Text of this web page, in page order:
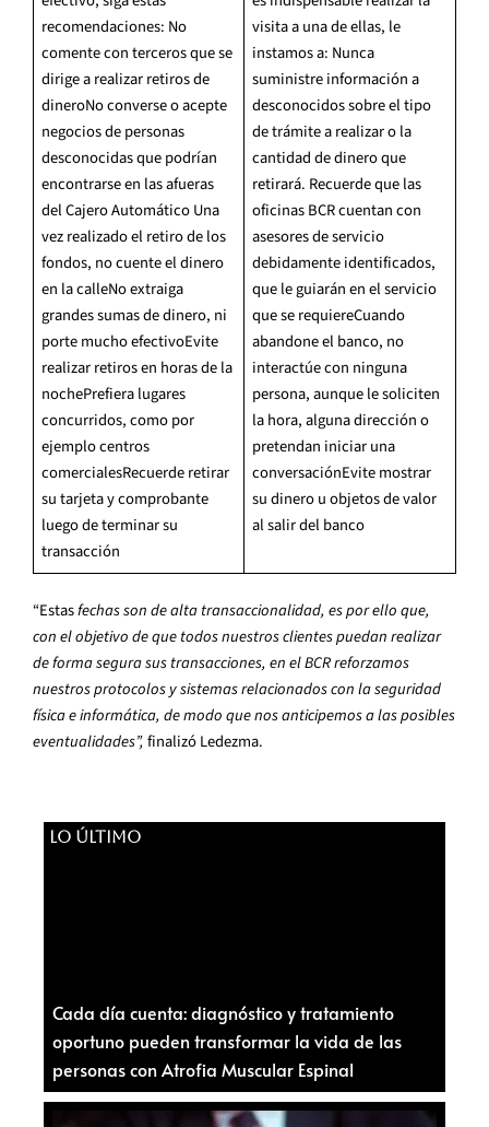
recomendaciones: No
comente con terceros que se
dirige a realizar retiros de
dineroNo converse o acepte
negocios de personas
desconocidas que podrían
encontrarse en las afueras
del Cajero Automático Una
vez realizado el retiro de los
fondos, no cuente el dinero
en la calleNo extraiga
grandes sumas de dinero, ni
porte mucho efectivoEvite
realizar retiros en horas de la
nochePrefiera lugares
concurridos, como por
ejemplo centros
comercialesRecuerde retirar
su tarjeta y comprobante
luego de terminar su
transacción
visita a una de ellas, le
instamos a: Nunca
suministre información a
desconocidos sobre el tipo
de trámite a realizar o la
cantidad de dinero que
retirará. Recuerde que las
oficinas BCR cuentan con
asesores de servicio
debidamente identificados,
que le guiarán en el servicio
que se requiereCuando
abandone el banco, no
interactúe con ninguna
persona, aunque le soliciten
la hora, alguna dirección o
pretendan iniciar una
conversaciónEvite mostrar
su dinero u objetos de valor
al salir del banco
“Estasfechas son de alta transaccionalidad, es por ello que,
con el objetivo de que todos nuestros clientes puedan realizar
de forma segura sus transacciones, en el BCR reforzamos
nuestros protocolos y sistemas relacionados con la seguridad
física e informática, de modo que nos anticipemos a las posibles
eventualidades”, finalizó Ledezma.
LO ÚLTIMO
Cada día cuenta: diagnóstico y tratamiento
oportuno pueden transformar la vida de las
personas con Atrofia Muscular Espinal